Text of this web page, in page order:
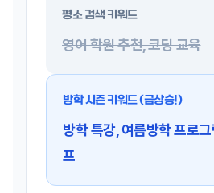
평소 검색 키워드
영어 학원 추천, 코딩 교육
방학 시즌 키워드 (급상승!)
방학 특강, 여름방학 프로
프